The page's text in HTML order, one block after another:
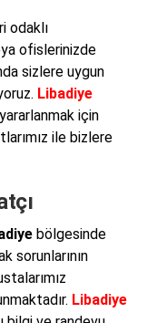
odaklı
ofislerinizde
sizlere uygun
Libadiye
için
ile bizlere
bölgesinde
sorunlarının
Libadiye